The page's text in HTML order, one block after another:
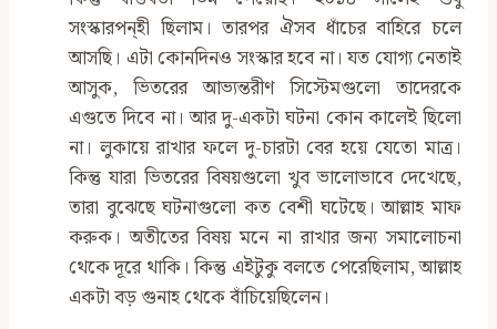
সংস্কারপন্হী ছিলাম। তারপর ঐসব ধাঁচের বাহিরে চলে
আসছি। এটা কোনদিনও সংস্কার হবে না। যত যোগ্য নেতাই
আসুক, ভিতরের আভ্যন্তরীণ সিস্টেমগুলো তাদেরকে
এগুতে দিবে না। আর দু-একটা ঘটনা কোন কালেই ছিলো
না। লুকায়ে রাখার ফলে দু-চারটা বের হয়ে যেতো মাত্র।
কিন্তু যারা ভিতরের বিষয়গুলো খুব ভালোভাবে দেখেছে,
তারা বুঝেছে ঘটনাগুলো কত বেশী ঘটেছে। আল্লাহ মাফ
করুক। অতীতের বিষয় মনে না রাখার জন্য সমালোচনা
থেকে দূরে থাকি। কিন্তু এইটুকু বলতে পেরেছিলাম, আল্লাহ
একটা বড় গুনাহ থেকে বাঁচিয়েছিলেন।